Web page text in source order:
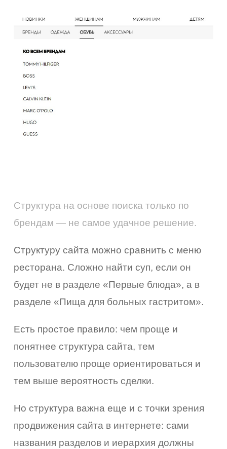
Структура на основе поиска только по
брендам — не самое удачное решение.
Структуру сайта можно сравнить с меню
ресторана. Сложно найти суп, если он
будет не в разделе «Первые блюда», а в
разделе «Пища для больных гастритом».
Есть простое правило: чем проще и
понятнее структура сайта, тем
пользователю проще ориентироваться и
тем выше вероятность сделки.
Но структура важна еще и с точки зрения
продвижения сайта в интернете: сами
названия разделов и иерархия должны